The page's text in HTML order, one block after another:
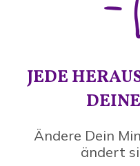
JEDE
Ändere Dein
ändert